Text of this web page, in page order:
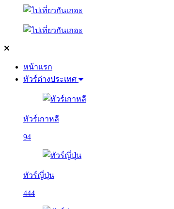
หน้าแรก
ทัวร์ต่างประเทศ
ทัวร์เกาหลี
94
ทัวร์ญี่ปุ่น
444